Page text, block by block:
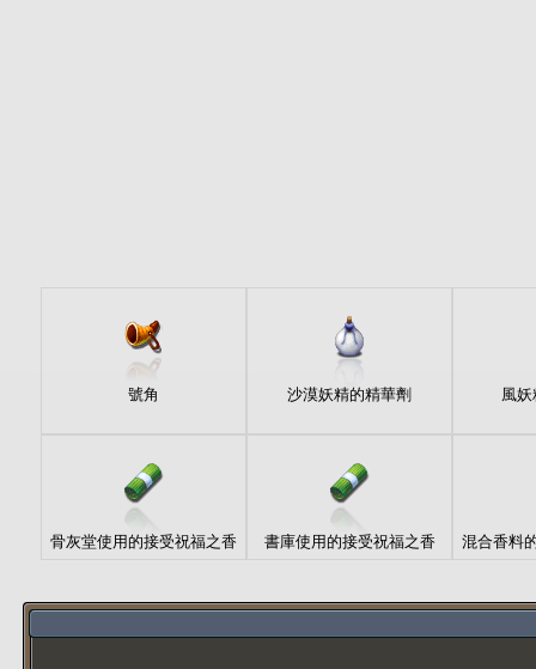
號角 沙漠妖精的精華劑 風
骨灰堂使用的接受祝福之香 書庫使用的接受祝福之香 混合香料